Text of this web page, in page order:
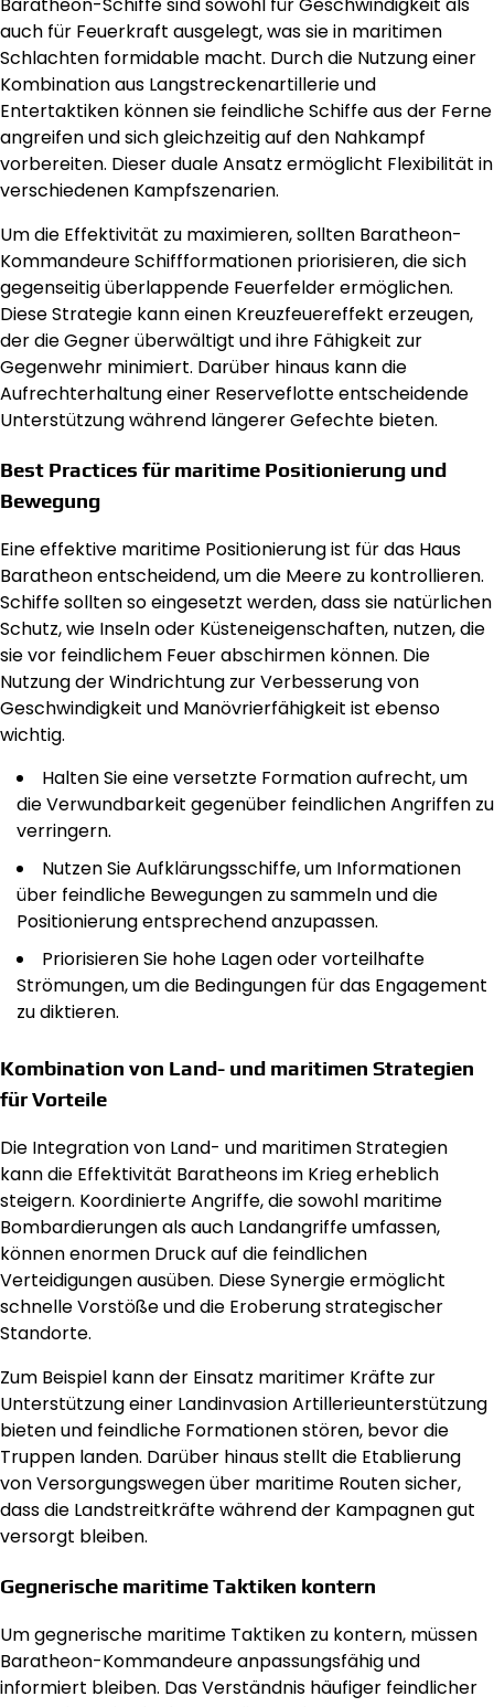
auch für Feuerkraft ausgelegt, was sie in maritimen
Schlachten formidable macht. Durch die Nutzung einer
Kombination aus Langstreckenartillerie und
Entertaktiken können sie feindliche Schiffe aus der Ferne
angreifen und sich gleichzeitig auf den Nahkampf
vorbereiten. Dieser duale Ansatz ermöglicht Flexibilität in
verschiedenen Kampfszenarien.
Um die Effektivität zu maximieren, sollten Baratheon-
Kommandeure Schiffformationen priorisieren, die sich
gegenseitig überlappende Feuerfelder ermöglichen.
Diese Strategie kann einen Kreuzfeuereffekt erzeugen,
der die Gegner überwältigt und ihre Fähigkeit zur
Gegenwehr minimiert. Darüber hinaus kann die
Aufrechterhaltung einer Reserveflotte entscheidende
Unterstützung während längerer Gefechte bieten.
Best Practices für maritime Positionierung und
Bewegung
Eine effektive maritime Positionierung ist für das Haus
Baratheon entscheidend, um die Meere zu kontrollieren.
Schiffe sollten so eingesetzt werden, dass sie natürlichen
Schutz, wie Inseln oder Küsteneigenschaften, nutzen, die
sie vor feindlichem Feuer abschirmen können. Die
Nutzung der Windrichtung zur Verbesserung von
Geschwindigkeit und Manövrierfähigkeit ist ebenso
wichtig.
Halten Sie eine versetzte Formation aufrecht, um
die Verwundbarkeit gegenüber feindlichen Angriffen zu
verringern.
Nutzen Sie Aufklärungsschiffe, um Informationen
über feindliche Bewegungen zu sammeln und die
Positionierung entsprechend anzupassen.
Priorisieren Sie hohe Lagen oder vorteilhafte
Strömungen, um die Bedingungen für das Engagement
zu diktieren.
Kombination von Land- und maritimen Strategien
für Vorteile
Die Integration von Land- und maritimen Strategien
kann die Effektivität Baratheons im Krieg erheblich
steigern. Koordinierte Angriffe, die sowohl maritime
Bombardierungen als auch Landangriffe umfassen,
können enormen Druck auf die feindlichen
Verteidigungen ausüben. Diese Synergie ermöglicht
schnelle Vorstöße und die Eroberung strategischer
Standorte.
Zum Beispiel kann der Einsatz maritimer Kräfte zur
Unterstützung einer Landinvasion Artillerieunterstützung
bieten und feindliche Formationen stören, bevor die
Truppen landen. Darüber hinaus stellt die Etablierung
von Versorgungswegen über maritime Routen sicher,
dass die Landstreitkräfte während der Kampagnen gut
versorgt bleiben.
Gegnerische maritime Taktiken kontern
Um gegnerische maritime Taktiken zu kontern, müssen
Baratheon-Kommandeure anpassungsfähig und
informiert bleiben. Das Verständnis häufiger feindlicher